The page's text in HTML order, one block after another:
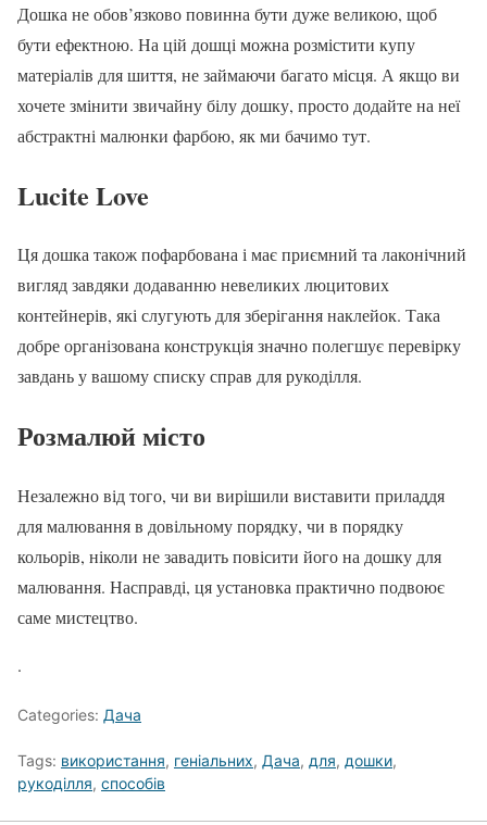
Дошка не обов’язково повинна бути дуже великою, щоб
бути ефектною. На цій дошці можна розмістити купу
матеріалів для шиття, не займаючи багато місця. А якщо ви
хочете змінити звичайну білу дошку, просто додайте на неї
абстрактні малюнки фарбою, як ми бачимо тут.
Lucite Love
Ця дошка також пофарбована і має приємний та лаконічний
вигляд завдяки додаванню невеликих люцитових
контейнерів, які слугують для зберігання наклейок. Така
добре організована конструкція значно полегшує перевірку
завдань у вашому списку справ для рукоділля.
Розмалюй місто
Незалежно від того, чи ви вирішили виставити приладдя
для малювання в довільному порядку, чи в порядку
кольорів, ніколи не завадить повісити його на дошку для
малювання. Насправді, ця установка практично подвоює
саме мистецтво.
.
Categories: Дача
Tags: використання, геніальних, Дача, для, дошки,
рукоділля, способів